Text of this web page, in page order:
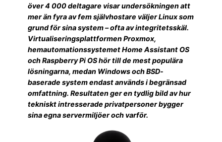
över 4 000 deltagare visar undersökningen att
mer än fyra av fem självhostare väljer Linux som
grund för sina system – ofta av integritetsskäl.
Virtualiseringsplattformen Proxmox,
hemautomationssystemet Home Assistant OS
och Raspberry Pi OS hör till de mest populära
lösningarna, medan Windows och BSD-
baserade system endast används i begränsad
omfattning. Resultaten ger en tydlig bild av hur
tekniskt intresserade privatpersoner bygger
sina egna servermiljöer och varför.